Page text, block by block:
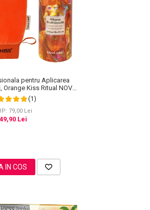
pentru Aplicarea
Kiss Ritual NOVA
KISS®
(1)
79,00 Lei
49,90 Lei
IN COS